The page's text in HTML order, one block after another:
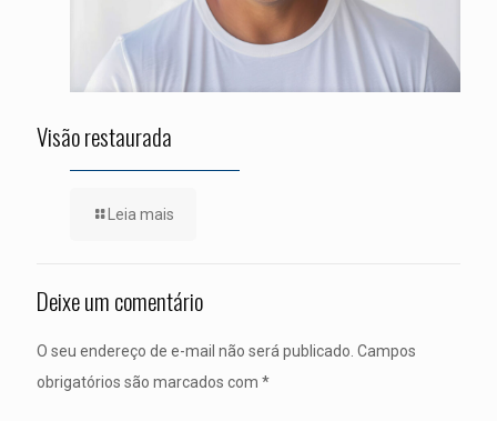
Visão restaurada
Leia mais
Deixe um comentário
O seu endereço de e-mail não será publicado. Campos
obrigatórios são marcados com *